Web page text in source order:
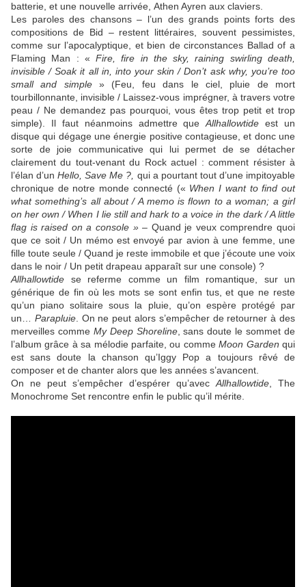
batterie, et une nouvelle arrivée, Athen Ayren aux claviers.
Les paroles des chansons – l’un des grands points forts des
compositions de Bid – restent littéraires, souvent pessimistes,
comme sur l’apocalyptique, et bien de circonstances Ballad of a
Flaming Man : «Fire, fire in the sky, raining swirling death,
invisible / Soak it all in, into your skin / Don’t ask why, you’re too
small and simple» (Feu, feu dans le ciel, pluie de mort
tourbillonnante, invisible / Laissez-vous imprégner, à travers votre
peau / Ne demandez pas pourquoi, vous êtes trop petit et trop
simple). Il faut néanmoins admettre queAllhallowtide est un
disque qui dégage une énergie positive contagieuse, et donc une
sorte de joie communicative qui lui permet de se détacher
clairement du tout-venant du Rock actuel : comment résister à
l’élan d’unHello, Save Me ?, qui a pourtant tout d’une impitoyable
chronique de notre monde connecté (« When I want to find out
what something’s all about / A memo is flown to a woman; a girl
on her own / When I lie still and hark to a voice in the dark / A little
flag is raised on a console »– Quand je veux comprendre quoi
que ce soit / Un mémo est envoyé par avion à une femme, une
fille toute seule / Quand je reste immobile et que j’écoute une voix
dans le noir / Un petit drapeau apparaît sur une console) ?
Allhallowtide se referme comme un film romantique, sur un
générique de fin où les mots se sont enfin tus, et que ne reste
qu’un piano solitaire sous la pluie, qu’on espère protégé par
un… Parapluie. On ne peut alors s’empêcher de retourner à des
merveilles comme My Deep Shoreline, sans doute le sommet de
l’album grâce à sa mélodie parfaite, ou commeMoon Garden qui
est sans doute la chanson qu’Iggy Pop a toujours rêvé de
composer et de chanter alors que les années s’avancent.
On ne peut s’empêcher d’espérer qu’avec Allhallowtide , The
Monochrome Set rencontre enfin le public qu’il mérite.